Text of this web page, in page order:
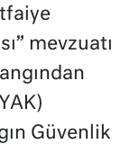
mevzuatı
Güvenlik